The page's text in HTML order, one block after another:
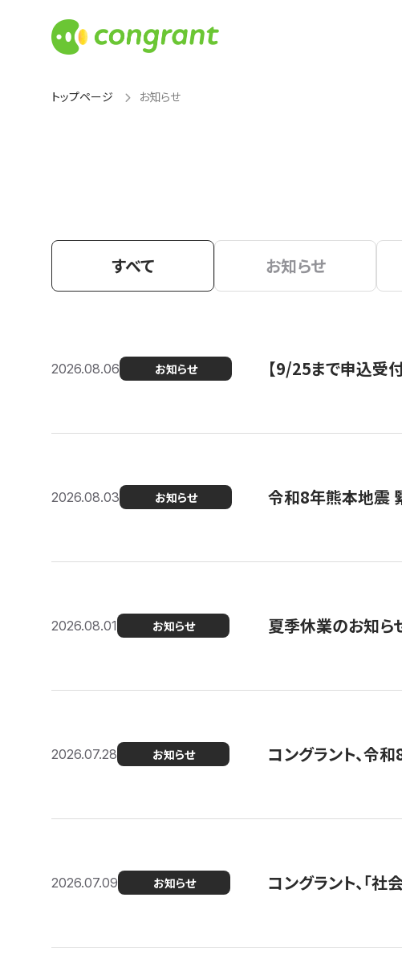
トップページ お知らせ
すべて お知らせ
2026.08.06 お知らせ 【9/25まで申込受
2026.08.03 お知らせ 令和8年熊本地震
2026.08.01 お知らせ 夏季休業のお知ら
2026.07.28 お知らせ コングラント、令
2026.07.09 お知らせ コングラント、「